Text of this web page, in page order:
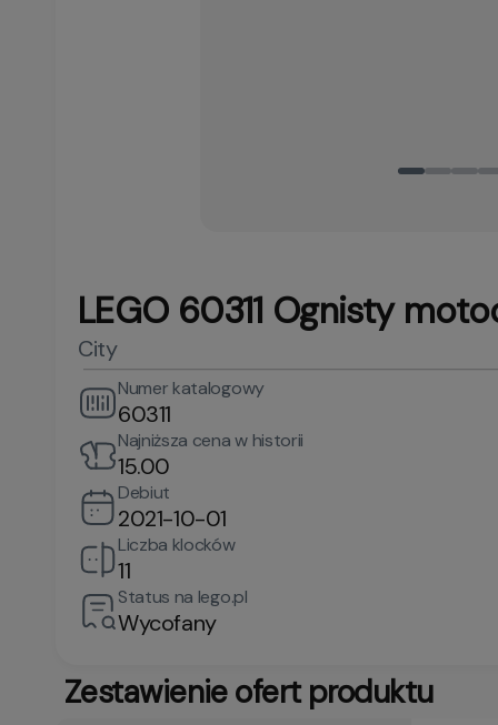
LEGO 60311 Ognisty
City
Numer katalogowy
60311
Najniższa cena w historii
15.00
Debiut
2021-10-01
Liczba klocków
11
Status na lego.pl
Wycofany
Zestawienie ofert produktu